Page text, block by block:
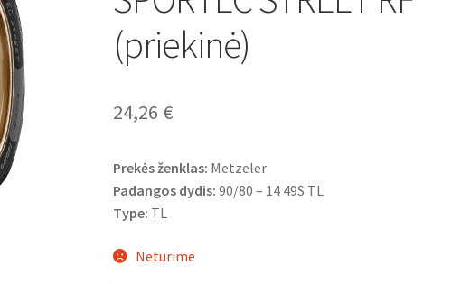
(priekinė)
24,26 €
Prekės ženklas: Metzeler
Padangos dydis: 90/80 – 14 49S TL
Type: TL
Neturime